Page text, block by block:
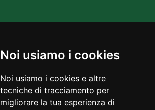
Noi usiamo i cookies
Noi usiamo i cookies e altre
tecniche di tracciamento per
migliorare la tua esperienza di
trasparente